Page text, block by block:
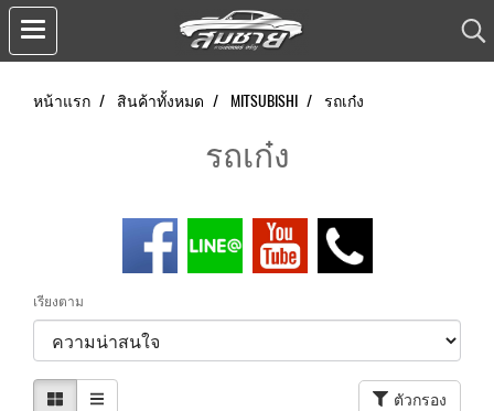
หน้าแรก สินค้าทั้งหมด MITSUBISHI รถเก๋ง
รถเก๋ง
เรียงตาม
ตัวกรอง